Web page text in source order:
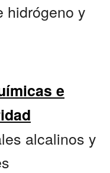
hidrógeno y
e
alcalinos y